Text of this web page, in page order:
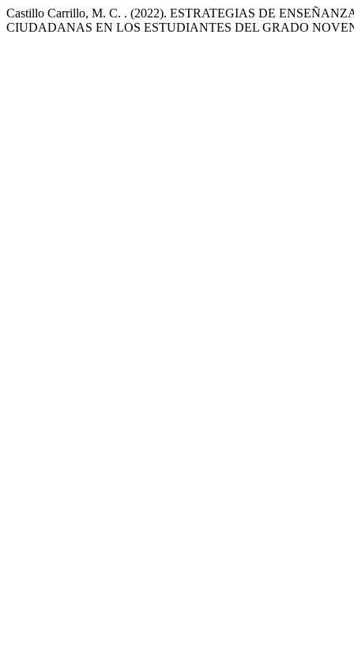
Castillo Carrillo, M. C. . (2022). ESTRATEGIAS DE
CIUDADANAS EN LOS ESTUDIANTES DEL GRADO